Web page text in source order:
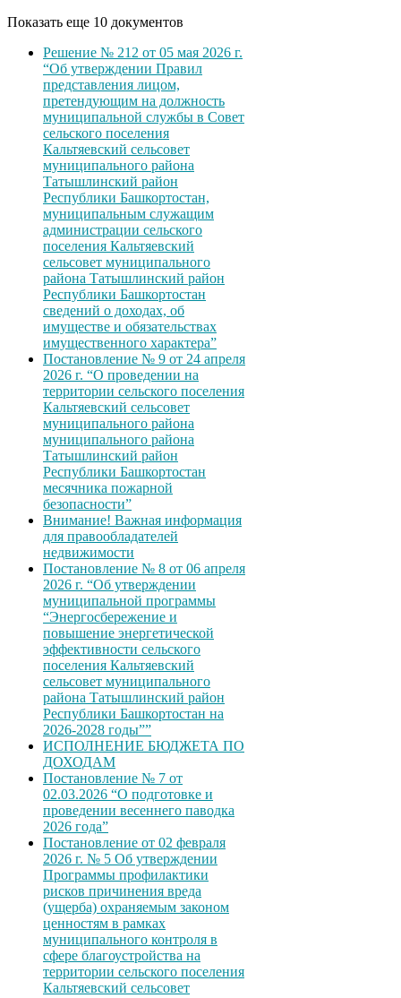
Показать еще 10 документов
Решение № 212 от 05 мая 2026 г.
“Об утверждении Правил
представления лицом,
претендующим на должность
муниципальной службы в Совет
сельского поселения
Кальтяевский сельсовет
муниципального района
Татышлинский район
Республики Башкортостан,
муниципальным служащим
администрации сельского
поселения Кальтяевский
сельсовет муниципального
района Татышлинский район
Республики Башкортостан
сведений о доходах, об
имуществе и обязательствах
имущественного характера”
Постановление № 9 от 24 апреля
2026 г. “О проведении на
территории сельского поселения
Кальтяевский сельсовет
муниципального района
муниципального района
Татышлинский район
Республики Башкортостан
месячника пожарной
безопасности”
Внимание! Важная информация
для правообладателей
недвижимости
Постановление № 8 от 06 апреля
2026 г. “Об утверждении
муниципальной программы
“Энергосбережение и
повышение энергетической
эффективности сельского
поселения Кальтяевский
сельсовет муниципального
района Татышлинский район
Республики Башкортостан на
2026-2028 годы””
ИСПОЛНЕНИЕ БЮДЖЕТА ПО
ДОХОДАМ
Постановление № 7 от
02.03.2026 “О подготовке и
проведении весеннего паводка
2026 года”
Постановление от 02 февраля
2026 г. № 5 Об утверждении
Программы профилактики
рисков причинения вреда
(ущерба) охраняемым законом
ценностям в рамках
муниципального контроля в
сфере благоустройства на
территории сельского поселения
Кальтяевский сельсовет